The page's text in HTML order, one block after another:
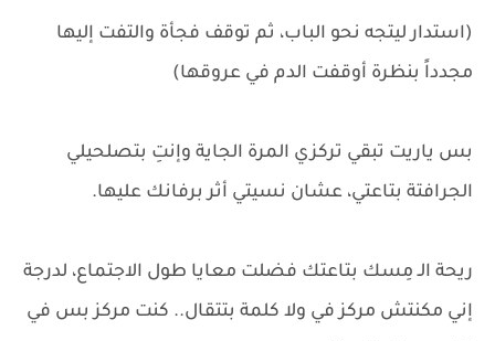
(استدار ليتجه نحو الباب، ثم توقف فجأة والتفت إليها
مجدداً بنظرة أوقفت الدم في عروقها)
بس ياريت تبقي تركزي المرة الجاية وإنتِ بتصلحيلي
الجرافتة بتاعتي، عشان نسيتي أثر برفانك عليها.
ريحة الـ مِسك بتاعتك فضلت معايا طول الاجتماع، لدرجة
إني مكنتش مركز في ولا كلمة بتتقال.. كنت مركز بس في